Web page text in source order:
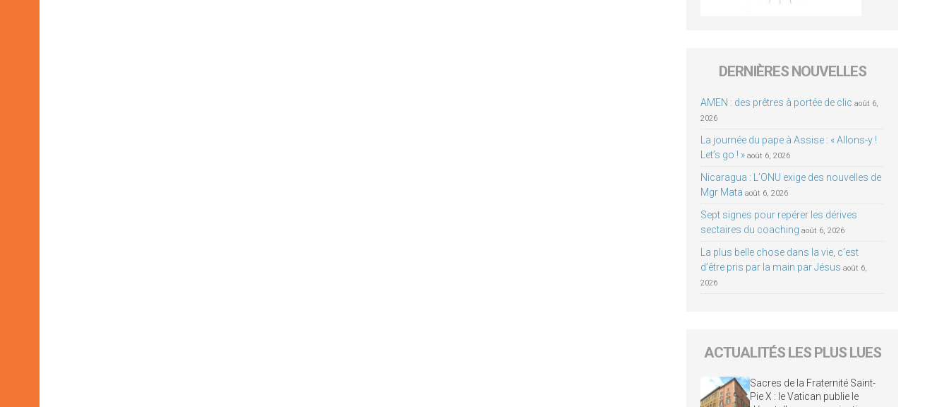
DERNIÈRES NOUVELLES
AMEN : des prêtres à portée de clic août 6,
2026
La journée du pape à Assise : « Allons-y !
Let’s go ! » août 6, 2026
Nicaragua : L’ONU exige des nouvelles de
Mgr Mata août 6, 2026
Sept signes pour repérer les dérives
sectaires du coaching août 6, 2026
La plus belle chose dans la vie, c’est
d’être pris par la main par Jésus août 6,
2026
ACTUALITÉS LES PLUS LUES
Sacres de la Fraternité Saint-
Pie X : le Vatican publie le